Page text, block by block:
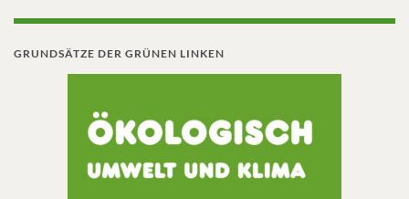
GRUNDSÄTZE DER GRÜNEN LINKEN